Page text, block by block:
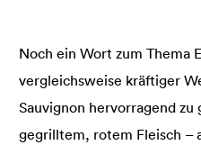
Noch ein Wort zum Thema
vergleichsweise kräftiger
Sauvignon hervorragend
gegrilltem, rotem Fleisch –